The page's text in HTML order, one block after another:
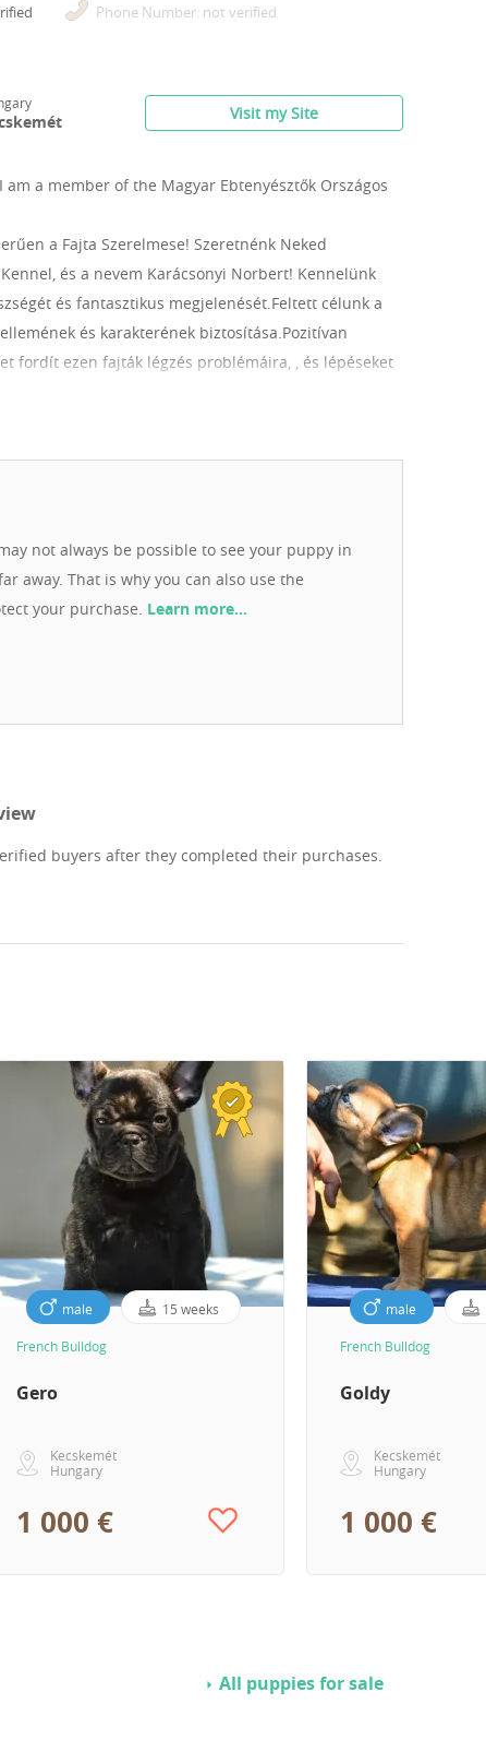
Phone Number: not verified
Visit my Site
I am a member of the Magyar Ebtenyésztők Országos
a Fajta Szerelmese! Szeretnénk Neked
és a nevem Karácsonyi Norbert! Kennelünk
és fantasztikus megjelenését.Feltett célunk a
és karakterének biztosítása.Pozitívan
fordít ezen fajták légzés problémáira, , és lépéseket
Nincs ez másképp az Amerika Staffordshire
nyomon követjük, fontos a folyamatos
vagy tanácsot kértek, akár egy cuki fotót küldtök
megálmodott kennelt és a Christmas Dragons
not always be possible to see your puppy in
away. That is why you can also use the
your purchase. Learn more…
buyers after they completed their purchases.
male 15 weeks
French Bulldog
Gero
Kecskemét
Hungary
1 000 €
male
French Bulldog
Goldy
Kecskemét
Hungary
1 000 €
All puppies for sale